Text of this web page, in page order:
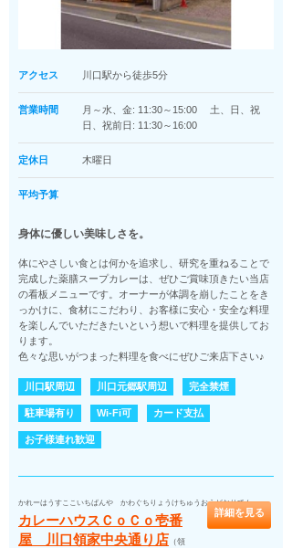
アクセス 川口駅から徒歩5分
営業時間
月～水、金: 11:30～15:00 土、日、祝
日、祝前日: 11:30～16:00
定休日 木曜日
平均予算
身体に優しい美味しさを。
体にやさしい食とは何かを追求し、研究を重ねることで
完成した薬膳スープカレーは、ぜひご賞味頂きたい当店
の看板メニューです。オーナーが体調を崩したことをき
っかけに、食材にこだわり、お客様に安心・安全な料理
を楽しんでいただきたいという想いで料理を提供してお
ります。
色々な思いがつまった料理を食べにぜひご来店下さい♪
川口駅周辺 川口元郷駅周辺 完全禁煙
駐車場有り Wi-Fi可 カード支払
お子様連れ歓迎
かれーはうすここいちばんや かわぐちりょうけちゅうおうどおりてん
カレーハウスＣｏＣｏ壱番
屋 川口領家中央通り店 （領
詳細を見る